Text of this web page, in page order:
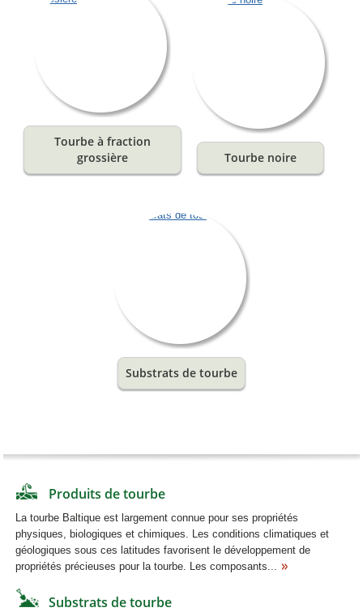
Tourbe à fraction
grossière
Tourbe noire
Substrats de tourbe
Produits de tourbe
La tourbe Baltique est largement connue pour ses propriétés
physiques, biologiques et chimiques. Les conditions climatiques et
géologiques sous ces latitudes favorisent le développement de
propriétés précieuses pour la tourbe. Les composants...
Substrats de tourbe